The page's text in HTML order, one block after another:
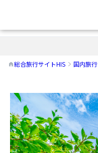
総合旅行サイトHIS 国内旅行